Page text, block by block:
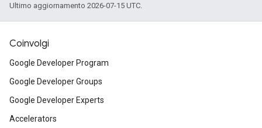
Ultimo aggiornamento 2026-07-15 UTC.
Coinvolgi
Google Developer Program
Google Developer Groups
Google Developer Experts
Accelerators